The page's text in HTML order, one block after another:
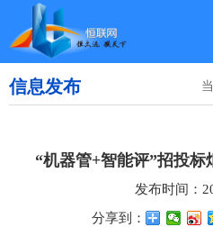
信息发布
“机器管+智能评”招投
发布时间：
分享到：